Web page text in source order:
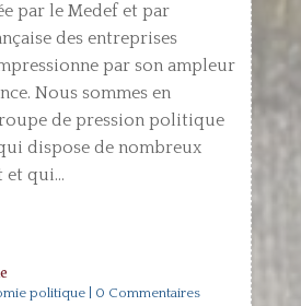
par le Medef et par
des entreprises
par son ampleur
Nous sommes en
de pression politique
dispose de nombreux
et qui...
politique| 0 Commentaires